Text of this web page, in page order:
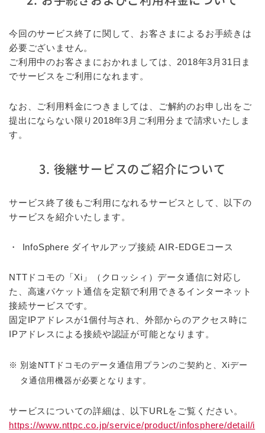
今回のサービス終了に関して、お客さまによるお手続きは
必要ございません。
ご利用中のお客さまにおかれましては、2018年3月31日ま
でサービスをご利用になれます。
なお、ご利用料金につきましては、ご解約のお申し出をご
提出にならない限り2018年3月ご利用分まで請求いたしま
す。
3. 後継サービスのご紹介について
サービス終了後もご利用になれるサービスとして、以下の
サービスを紹介いたします。
InfoSphere ダイヤルアップ接続 AIR-EDGEコース
NTTドコモの「Xi」（クロッシィ）データ通信に対応し
た、高速パケット通信を定額で利用できるインターネット
接続サービスです。
固定IPアドレスが1個付与され、外部からのアクセス時に
IPアドレスによる接続や認証が可能となります。
※ 別途NTTドコモのデータ通信用プランのご契約と、Xiデー
タ通信用機器が必要となります。
サービスについての詳細は、以下URLをご覧ください。
https://www.nttpc.co.jp/service/product/infosphere/detail/i